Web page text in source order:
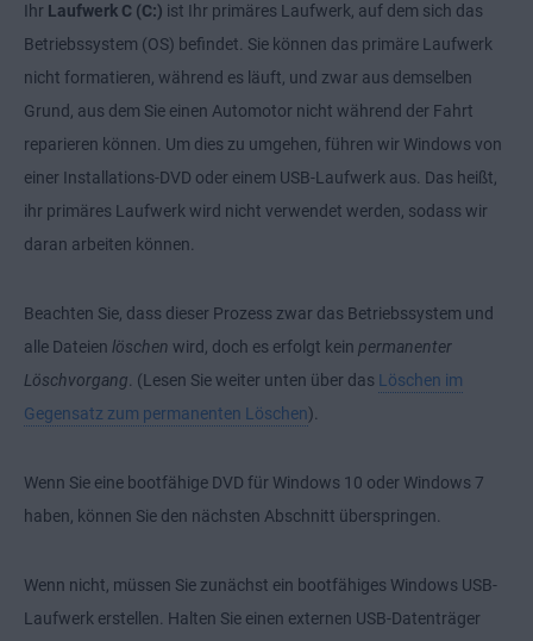
Ihr Laufwerk C (C:) ist Ihr primäres Laufwerk, auf dem sich das
Betriebssystem (OS) befindet. Sie können das primäre Laufwerk
nicht formatieren, während es läuft, und zwar aus demselben
Grund, aus dem Sie einen Automotor nicht während der Fahrt
reparieren können. Um dies zu umgehen, führen wir Windows von
einer Installations-DVD oder einem USB-Laufwerk aus. Das heißt,
ihr primäres Laufwerk wird nicht verwendet werden, sodass wir
daran arbeiten können.
Beachten Sie, dass dieser Prozess zwar das Betriebssystem und
alle Dateien löschen wird, doch es erfolgt kein permanenter
Löschvorgang. (Lesen Sie weiter unten über das Löschen im
Gegensatz zum permanenten Löschen).
Wenn Sie eine bootfähige DVD für Windows 10 oder Windows 7
haben, können Sie den nächsten Abschnitt überspringen.
Wenn nicht, müssen Sie zunächst ein bootfähiges Windows USB-
Laufwerk erstellen. Halten Sie einen externen USB-Datenträger